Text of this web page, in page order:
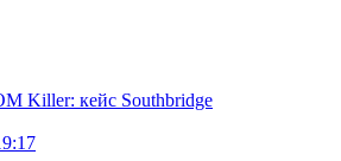
Killer: кейс Southbridge